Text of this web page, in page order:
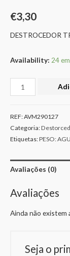
€3,30
DESTROCEDOR
Availability: 24
REF:AVM290127
Categoria:
Etiquetas:PESO:
Avaliações (0)
Avaliações
Ainda não existem
Seja o